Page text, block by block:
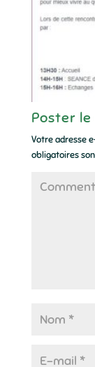
Poster
Votre adresse
obligatoires